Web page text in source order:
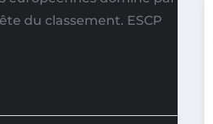
du classement. ESCP